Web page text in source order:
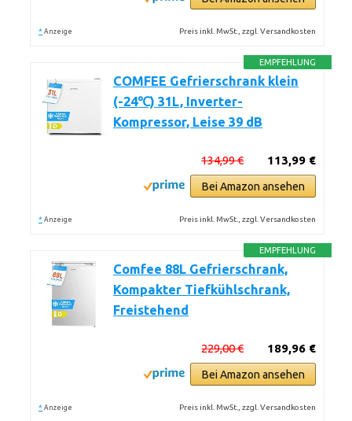
* Anzeige Preis inkl. MwSt., zzgl. Versandkosten
EMPFEHLUNG
COMFEE Gefrierschrank klein
(-24℃) 31L, Inverter-
Kompressor, Leise 39 dB
113,99 €
134,99 €
Bei Amazon ansehen
* Anzeige Preis inkl. MwSt., zzgl. Versandkosten
EMPFEHLUNG
Comfee 88L Gefrierschrank,
Kompakter Tiefkühlschrank,
Freistehend
189,96 €
229,00 €
Bei Amazon ansehen
* Anzeige Preis inkl. MwSt., zzgl. Versandkosten